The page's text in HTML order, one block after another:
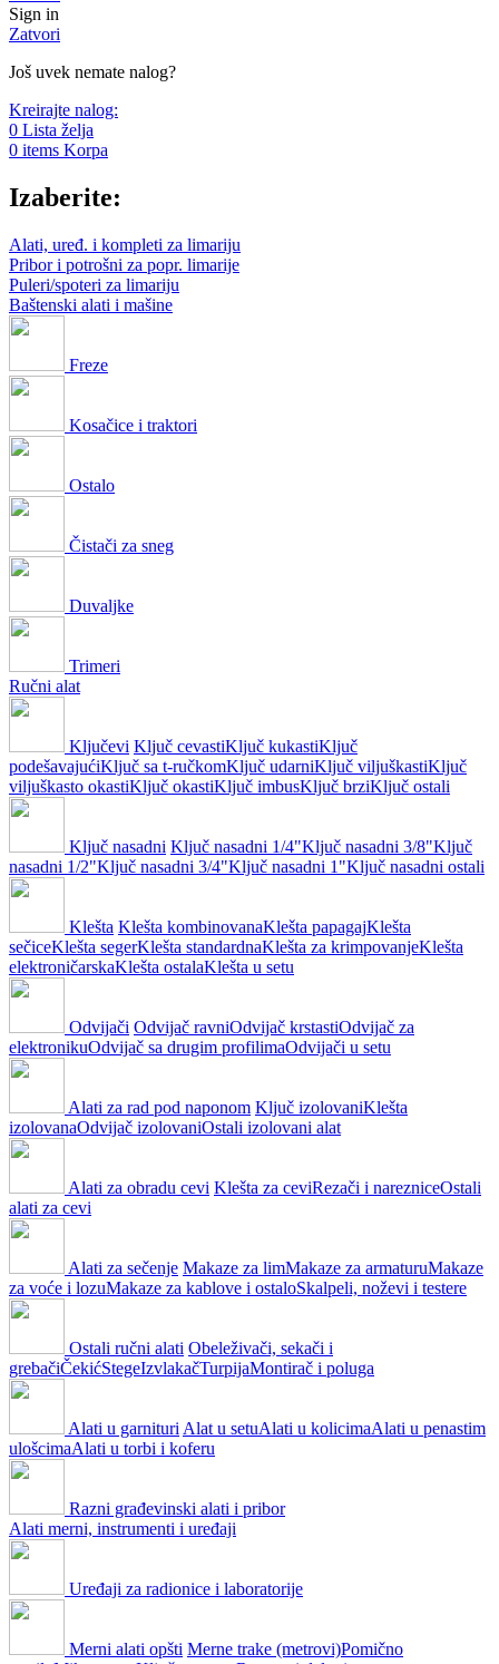
Sign in
Zatvori
Još uvek nemate nalog?
Kreirajte nalog:
0 Lista želja
0 items Korpa
Izaberite:
Alati, uređ. i kompleti za limariju
Pribor i potrošni za popr. limarije
Puleri/spoteri za limariju
Baštenski alati i mašine
Freze
Kosačice i traktori
Ostalo
Čistači za sneg
Duvaljke
Trimeri
Ručni alat
Ključevi Ključ cevastiKljuč kukastiKljuč
podešavajućiKljuč sa t-ručkomKljuč udarniKljuč viljuškastiKljuč
viljuškasto okastiKljuč okastiKljuč imbusKljuč brziKljuč ostali
Ključ nasadni Ključ nasadni 1/4"Ključ nasadni 3/8"Ključ
nasadni 1/2"Ključ nasadni 3/4"Ključ nasadni 1"Ključ nasadni ostali
Klešta Klešta kombinovanaKlešta papagajKlešta
sečiceKlešta segerKlešta standardnaKlešta za krimpovanjeKlešta
elektroničarskaKlešta ostalaKlešta u setu
Odvijači Odvijač ravniOdvijač krstastiOdvijač za
elektronikuOdvijač sa drugim profilimaOdvijači u setu
Alati za rad pod naponom Ključ izolovaniKlešta
izolovanaOdvijač izolovaniOstali izolovani alat
Alati za obradu cevi Klešta za ceviRezači i narezniceOstali
alati za cevi
Alati za sečenje Makaze za limMakaze za armaturuMakaze
za voće i lozuMakaze za kablove i ostaloSkalpeli, noževi i testere
Ostali ručni alati Obeleživači, sekači i
grebačiČekićStegeIzvlakačTurpijaMontirač i poluga
Alati u garnituri Alat u setuAlati u kolicimaAlati u penastim
ulošcimaAlati u torbi i koferu
Razni građevinski alati i pribor
Alati merni, instrumenti i uređaji
Uređaji za radionice i laboratorije
Merni alati opšti Merne trake (metrovi)Pomično